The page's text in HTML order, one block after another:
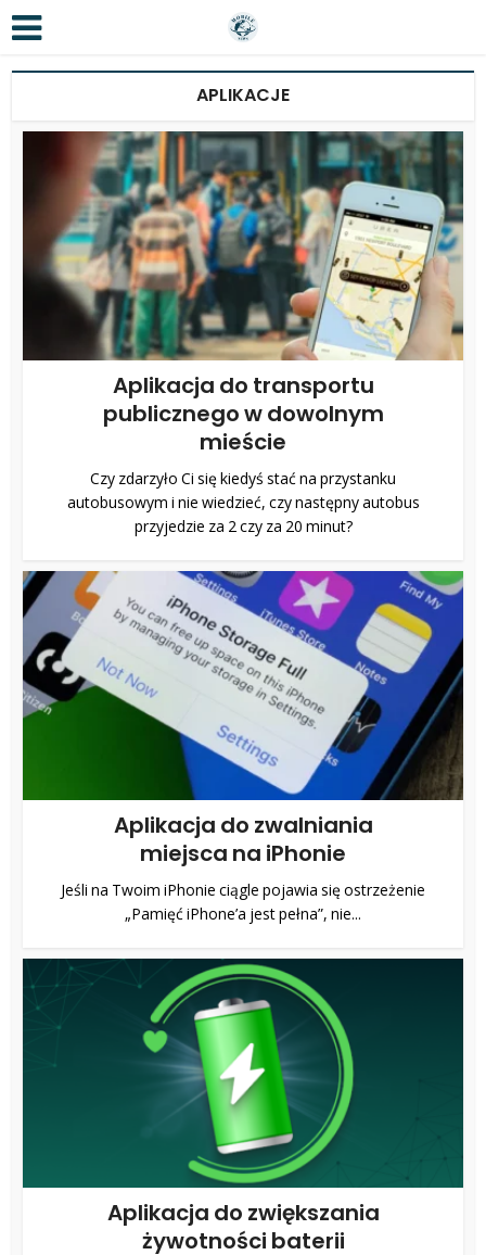
APLIKACJE
Aplikacja do transportu
publicznego w dowolnym
mieście
Czy zdarzyło Ci się kiedyś stać na przystanku
autobusowym i nie wiedzieć, czy następny autobus
przyjedzie za 2 czy za 20 minut?
Aplikacja do zwalniania
miejsca na iPhonie
Jeśli na Twoim iPhonie ciągle pojawia się ostrzeżenie
„Pamięć iPhone’a jest pełna”, nie...
Aplikacja do zwiększania
żywotności baterii